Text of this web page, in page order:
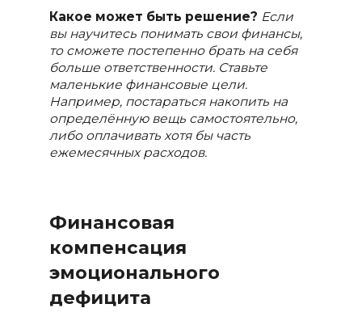
Какое может быть решение? Если
вы научитесь понимать свои финансы,
то сможете постепенно брать на себя
больше ответственности. Ставьте
маленькие финансовые цели.
Например, постараться накопить на
определённую вещь самостоятельно,
либо оплачивать хотя бы часть
ежемесячных расходов.
Финансовая
компенсация
эмоционального
дефицита